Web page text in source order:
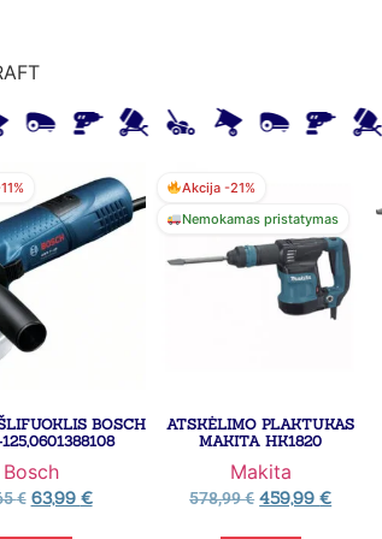
BOSCH
Bosch
€ 63,99 €
Akcija -21%
Nemokamas pristatymas
ATSKĖLIMO PLAKTUKAS
MAKITA HK1820
Makita
578,99€ 459,99€